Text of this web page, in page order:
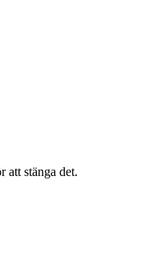
att stänga det.